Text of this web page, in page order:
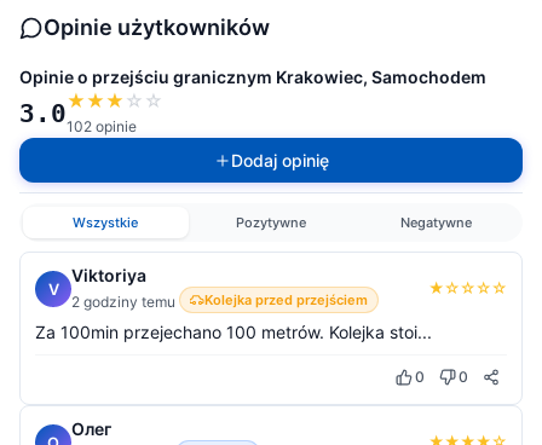
Opinie użytkowników
Opinie o przejściu granicznym Krakowiec, Samochodem
3.0★★★ ☆ ☆
102 opinie
Dodaj opinię
Wszystkie Pozytywne Negatywne
V
Viktoriya
2 godziny temu Kolejka przed przejściem
★☆☆☆☆
Za 100min przejechano 100 metrów. Kolejka stoi...
0 0
Олег